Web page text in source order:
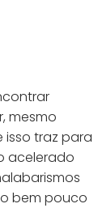
mesmo
traz para
acelerado
bem pouco